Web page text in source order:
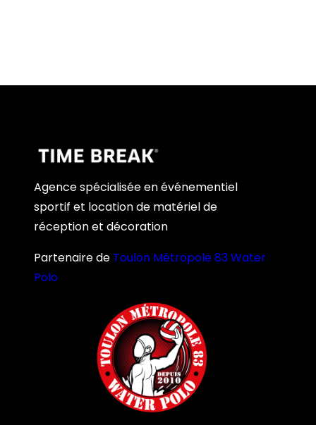
Agence spécialisée en événementiel
sportif et location de matériel de
réception et décoration
Partenaire de Toulon Métropole 83 Water
Polo